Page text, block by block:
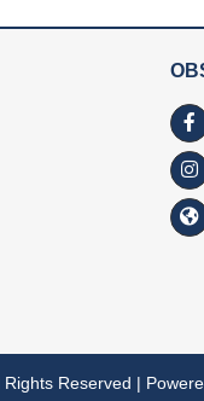
Reserved |